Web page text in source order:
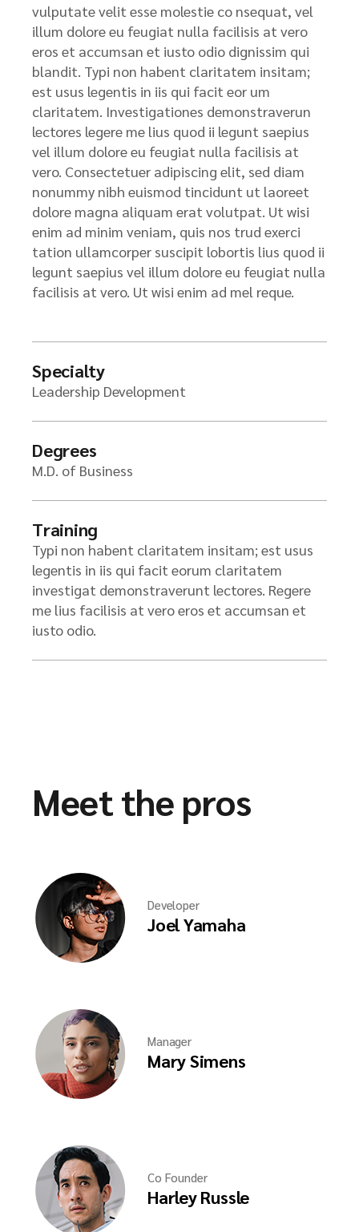
vulputate velit esse molestie co nsequat, vel
illum dolore eu feugiat nulla facilisis at vero
eros et accumsan et iusto odio dignissim qui
blandit. Typi non habent claritatem insitam;
est usus legentis in iis qui facit eor um
claritatem. Investigationes demonstraverun
lectores legere me lius quod ii legunt saepius
vel illum dolore eu feugiat nulla facilisis at
vero. Consectetuer adipiscing elit, sed diam
nonummy nibh euismod tincidunt ut laoreet
dolore magna aliquam erat volutpat. Ut wisi
enim ad minim veniam, quis nos trud exerci
tation ullamcorper suscipit lobortis lius quod ii
legunt saepius vel illum dolore eu feugiat nulla
facilisis at vero. Ut wisi enim ad mel reque.
Specialty
Leadership Development
Degrees
M.D. of Business
Training
Typi non habent claritatem insitam; est usus
legentis in iis qui facit eorum claritatem
investigat demonstraverunt lectores. Regere
me lius facilisis at vero eros et accumsan et
iusto odio.
Meet the pros
Developer
Joel Yamaha
Manager
Mary Simens
Co Founder
Harley Russle